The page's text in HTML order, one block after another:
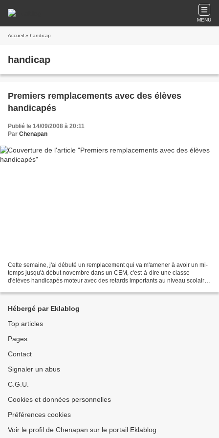
MENU
Accueil » handicap
handicap
Premiers remplacements avec des élèves
handicapés
Publié le 14/09/2008 à 20:11
Par Chenapan
Cette semaine, j'ai débuté un remplacement qui va m'amener à avoir un mi-
temps jusqu'à début novembre dans un CEM, c'est-à-dire une classe
d'élèves handicapés moteur avec des retards importants au niveau scolaire.
Hébergé par Eklablog
Top articles
Pages
Contact
Signaler un abus
C.G.U.
Cookies et données personnelles
Préférences cookies
Voir le profil de Chenapan sur le portail Eklablog